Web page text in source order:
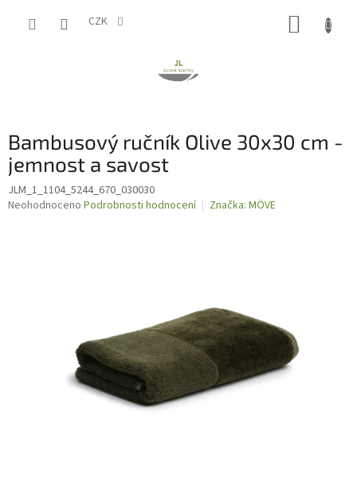
CZK
Bambusový ručník Olive 30x30 cm -
jemnost a savost
JLM_1_1104_5244_670_030030
Průměrné
Neohodnoceno Podrobnosti hodnocení Značka: MÖVE